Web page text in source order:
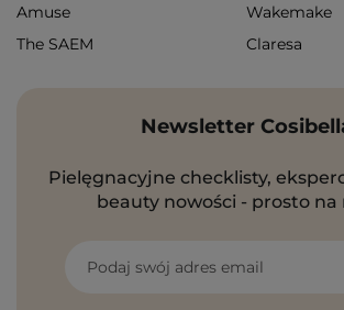
Amuse
Wakemake
The SAEM
Claresa
Newsletter
Pielęgnacyjne checklisty,
beauty nowości - prosto na
Podaj swój adres email